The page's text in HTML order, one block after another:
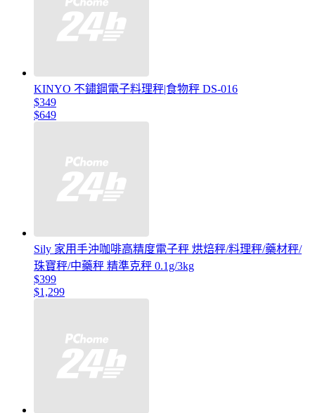
KINYO 不鏽鋼電子料理秤|食物秤 DS-016
$349
$649
Sily 家用手沖咖啡高精度電子秤 烘焙秤/料理秤/藥材秤/
珠寶秤/中藥秤 精準克秤 0.1g/3kg
$399
$1,299